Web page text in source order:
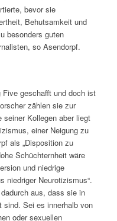
bevor sie
Behutsamkeit und
besonders guten
so Asendorpf.
geschafft und doch ist
zählen sie zur
Kollegen aber liegt
einer Neigung zu
als „Disposition zu
Schüchternheit wäre
und niedrige
niedriger Neurotizismus“.
aus, dass sie in
sind. Sei es innerhalb von
oder sexuellen